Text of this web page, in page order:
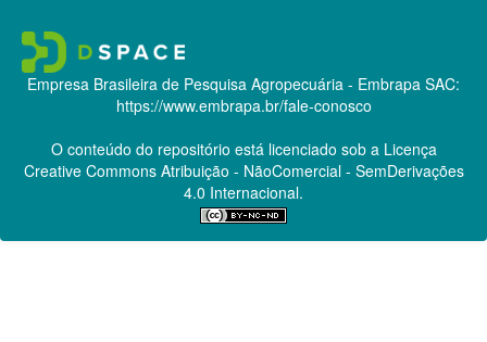
Empresa Brasileira de Pesquisa Agropecuária - Embrapa SAC:
https://www.embrapa.br/fale-conosco
O conteúdo do repositório está licenciado sob a Licença
Creative CommonsAtribuição - NãoComercial - SemDerivações
4.0 Internacional.